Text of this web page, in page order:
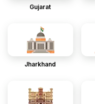
Gujarat
Jharkhand